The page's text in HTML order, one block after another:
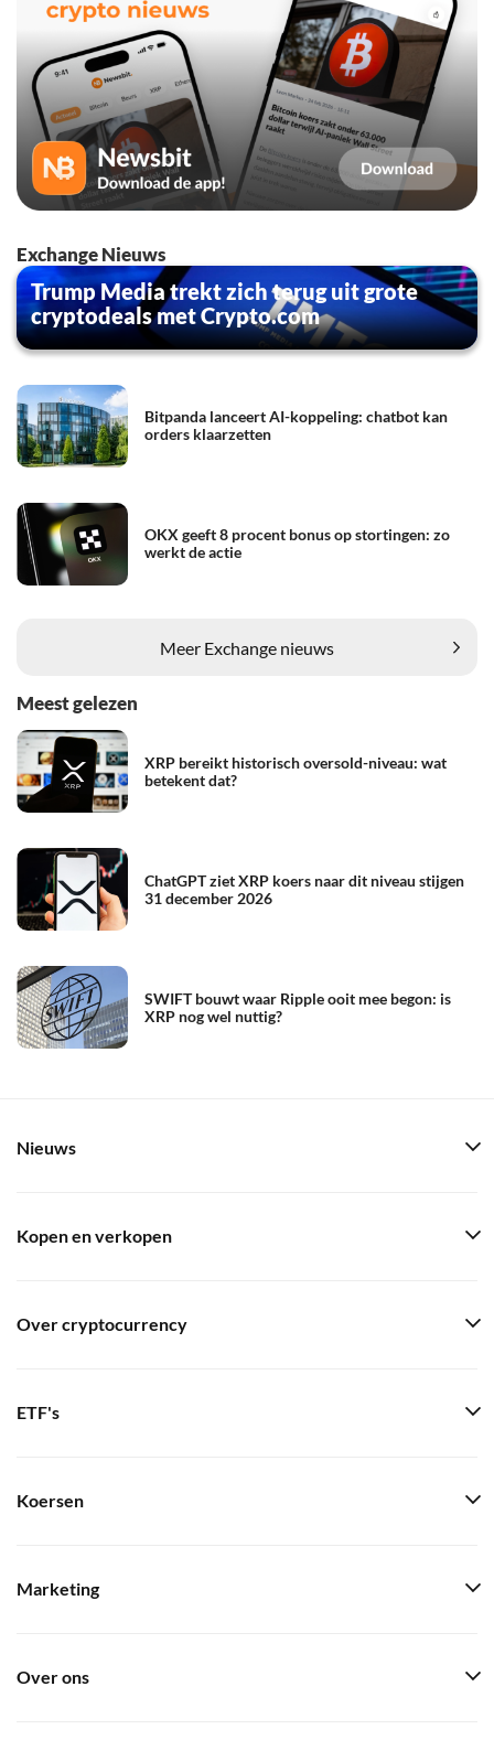
Exchange Nieuws
Trump Media trekt zich terug uit grote
cryptodeals met Crypto.com
Bitpanda lanceert AI-koppeling: chatbot kan
orders klaarzetten
OKX geeft 8 procent bonus op stortingen: zo
werkt de actie
Meer Exchange nieuws
Meest gelezen
XRP bereikt historisch oversold-niveau: wat
betekent dat?
ChatGPT ziet XRP koers naar dit niveau stijgen
31 december 2026
SWIFT bouwt waar Ripple ooit mee begon: is
XRP nog wel nuttig?
Nieuws
Kopen en verkopen
Over cryptocurrency
ETF's
Koersen
Marketing
Over ons